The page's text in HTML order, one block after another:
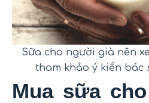
Sữa cho người già nên
tham khảo ý kiến bác
Mua sữa